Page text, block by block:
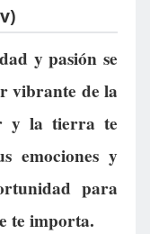
y pasión se
vibrante de la
y la tierra te
emociones y
para
te importa.